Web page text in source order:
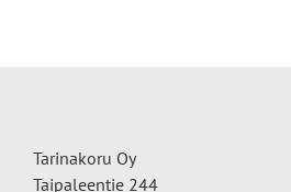
Tarinakoru Oy
Taipaleentie 244